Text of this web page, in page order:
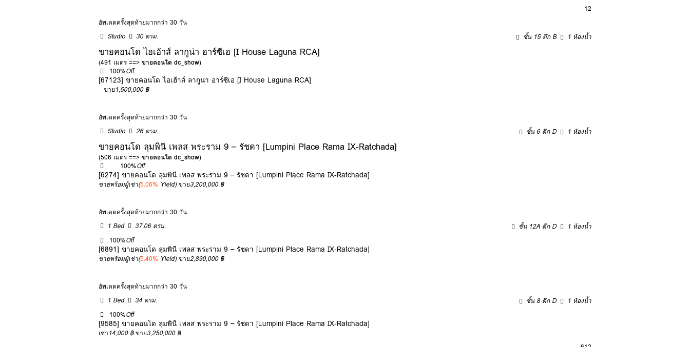
12
อัพเดตครั้งสุดท้ายมากกว่า 30 วัน
Studio
30 ตรม. ชั้น 15 ตึก B 1 ห้องน้ำ
ขายคอนโด ไอเฮ้าส์ ลากูน่า อาร์ซีเอ [I House Laguna RCA]
(491 เมตร ==> ขายคอนโด dc_show)
100%Off
[67123] ขายคอนโด ไอเฮ้าส์ ลากูน่า อาร์ซีเอ [I House Laguna RCA]
ขาย1,500,000 ฿
อัพเดตครั้งสุดท้ายมากกว่า 30 วัน
Studio
26 ตรม. ชั้น 6 ตึก D 1 ห้องน้ำ
ขายคอนโด ลุมพินี เพลส พระราม 9 – รัชดา [Lumpini Place Rama IX-Ratchada]
(506 เมตร ==> ขายคอนโด dc_show)
100%Off
[6274] ขายคอนโด ลุมพินี เพลส พระราม 9 – รัชดา [Lumpini Place Rama IX-Ratchada]
ขายพร้อมผู้เช่า(5.06% Yield) ขาย3,200,000 ฿
อัพเดตครั้งสุดท้ายมากกว่า 30 วัน
1 Bed
37.06 ตรม. ชั้น 12A ตึก D
1 ห้องน้ำ
100%Off
[6891] ขายคอนโด ลุมพินี เพลส พระราม 9 – รัชดา [Lumpini Place Rama IX-Ratchada]
ขายพร้อมผู้เช่า(5.40% Yield) ขาย2,890,000 ฿
อัพเดตครั้งสุดท้ายมากกว่า 30 วัน
1 Bed
34 ตรม. ชั้น 8 ตึก D
1 ห้องน้ำ
100%Off
[9585] ขายคอนโด ลุมพินี เพลส พระราม 9 – รัชดา [Lumpini Place Rama IX-Ratchada]
เช่า14,000 ฿ ขาย3,250,000 ฿